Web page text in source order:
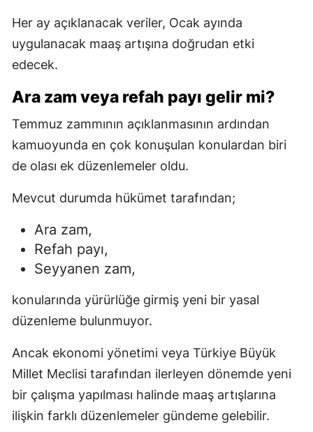
Her ay açıklanacak veriler, Ocak ayında
uygulanacak maaş artışına doğrudan etki
edecek.
Ara zam veya refah payı gelir mi?
Temmuz zammının açıklanmasının ardından
kamuoyunda en çok konuşulan konulardan biri
de olası ek düzenlemeler oldu.
Mevcut durumda hükümet tarafından;
Ara zam,
Refah payı,
Seyyanen zam,
konularında yürürlüğe girmiş yeni bir yasal
düzenleme bulunmuyor.
Ancak ekonomi yönetimi veya Türkiye Büyük
Millet Meclisi tarafından ilerleyen dönemde yeni
bir çalışma yapılması halinde maaş artışlarına
ilişkin farklı düzenlemeler gündeme gelebilir.